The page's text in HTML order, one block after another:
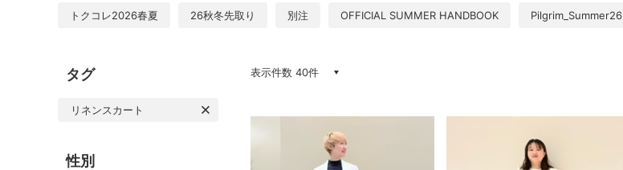
トクコレ2026春夏 26秋冬先取り 別注 OFFICIAL SUMMER HANDBOOK Pilgrim_Summer26
タグ
リネンスカート
性別
表示件数 40件